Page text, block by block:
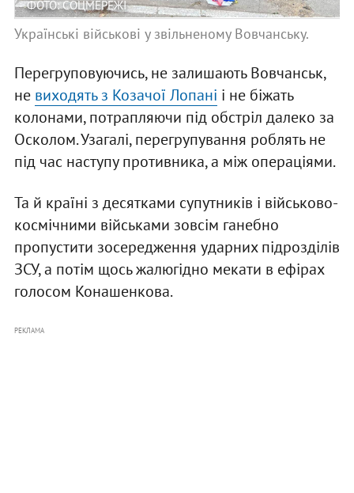
ФОТО: СОЦМЕРЕЖІ
Українські військові у звільненому Вовчанську.
Перегруповуючись, не залишають Вовчанськ,
не виходять з Козачої Лопані і не біжать
колонами, потрапляючи під обстріл далеко за
Осколом. Узагалі, перегрупування роблять не
під час наступу противника, а між операціями.
Та й країні з десятками супутників і військово-
космічними військами зовсім ганебно
пропустити зосередження ударних підрозділів
ЗСУ, а потім щось жалюгідно мекати в ефірах
голосом Конашенкова.
РЕКЛАМА